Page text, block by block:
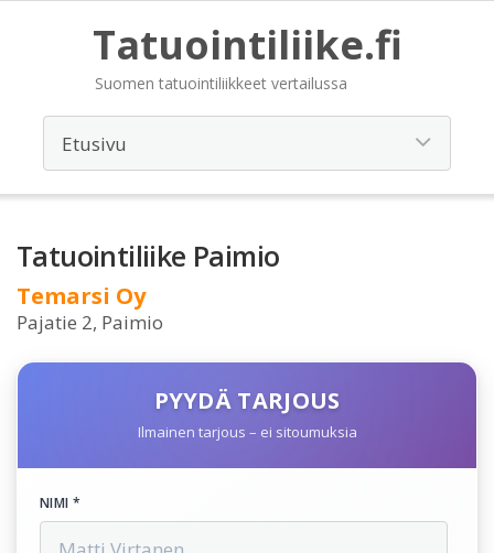
Tatuointiliike.fi
Suomen tatuointiliikkeet vertailussa
Tatuointiliike Paimio
Temarsi Oy
Pajatie 2, Paimio
PYYDÄ TARJOUS
Ilmainen tarjous – ei sitoumuksia
NIMI *